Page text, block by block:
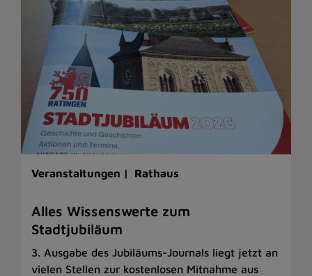
Veranstaltungen | Rathaus
Alles Wissenswerte zum
Stadtjubiläum
3. Ausgabe des Jubiläums-Journals liegt jetzt an
vielen Stellen zur kostenlosen Mitnahme aus